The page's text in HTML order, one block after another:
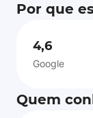
Por que
4,6
Google
Quem